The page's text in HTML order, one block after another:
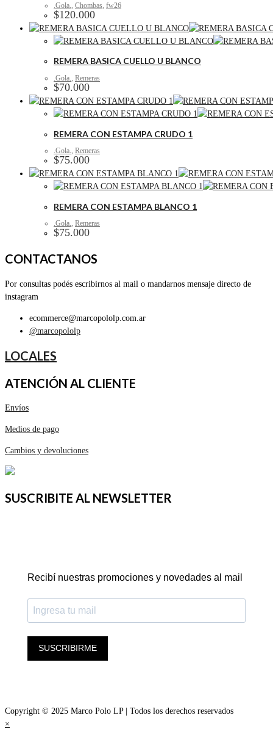
.Gola. Chombas fw26
$120.000
REMERA BASICA CUELLO U BLANCO
.Gola., Remeras
$70.000
REMERA CON ESTAMPA CRUDO 1
.Gola., Remeras
$75.000
REMERA CON ESTAMPA BLANCO 1
.Gola., Remeras
$75.000
CONTACTANOS
Por consultas podés escribirnos al mail o mandarnos mensaje directo de
instagram
ecommerce@marcopololp.com.ar
@marcopololp
LOCALES
ATENCIÓN AL CLIENTE
Envíos
Medios de pago
Cambios y devoluciones
SUSCRIBITE AL NEWSLETTER
Recibí nuestras promociones y novedades al mail
SUSCRIBIRME
Copyright © 2025 Marco Polo LP | Todos los derechos reservados
×